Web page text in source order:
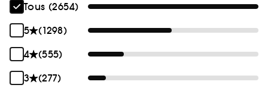
Tous (2654)
5
(1298)
4
(555)
3
(277)